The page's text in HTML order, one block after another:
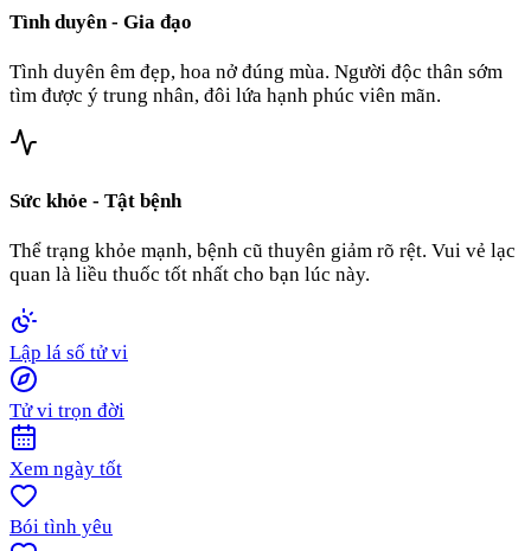
Tình duyên - Gia đạo
Tình duyên êm đẹp, hoa nở đúng mùa. Người độc thân sớm
tìm được ý trung nhân, đôi lứa hạnh phúc viên mãn.
Sức khỏe - Tật bệnh
Thể trạng khỏe mạnh, bệnh cũ thuyên giảm rõ rệt. Vui vẻ lạc
quan là liều thuốc tốt nhất cho bạn lúc này.
Lập lá số tử vi
Tử vi trọn đời
Xem ngày tốt
Bói tình yêu